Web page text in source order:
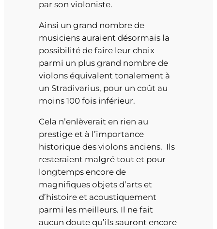
par son violoniste.
Ainsi un grand nombre de
musiciens auraient désormais la
possibilité de faire leur choix
parmi un plus grand nombre de
violons équivalent tonalement à
un Stradivarius, pour un coût au
moins 100 fois inférieur.
Cela n’enlèverait en rien au
prestige et à l’importance
historique des violons anciens. Ils
resteraient malgré tout et pour
longtemps encore de
magnifiques objets d’arts et
d’histoire et acoustiquement
parmi les meilleurs. Il ne fait
aucun doute qu’ils sauront encore